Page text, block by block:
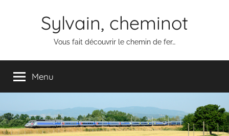
Sylvain, cheminot
Vous fait découvrir le chemin de fer…
Menu